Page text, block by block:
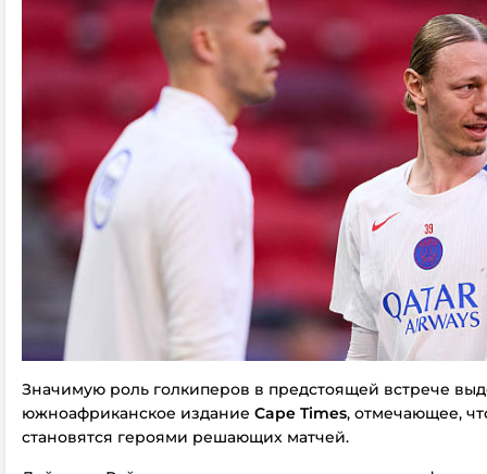
Значимую роль голкиперов в предстоящей встрече
южноафриканское издание Cape Times, отмечающее,
становятся героями решающих матчей.